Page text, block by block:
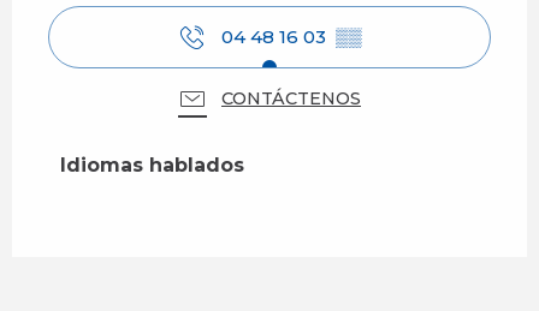
04 48 16 03 ▒▒
CONTÁCTENOS
Idiomas hablados
Idiomas hablados